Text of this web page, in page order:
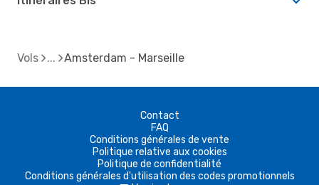
Vols Amsterdam - Marseille
Contact
FAQ
Conditions générales de vente
Politique relative aux cookies
Politique de confidentialité
Conditions générales d'utilisation des codes promotionnels